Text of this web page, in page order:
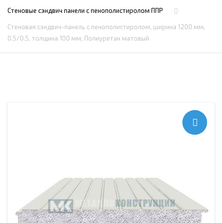
Стеновые сэндвич панели с пенополистиролом ППР
Стеновая сэндвич-панель с пенополистиролом, ширина 1200 мм,
0.5/0.5, толщина 100 мм, Полиуретан матовый